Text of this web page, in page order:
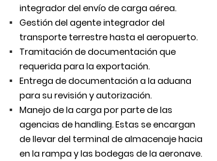
integrador del envío de carga aérea.
Gestión del agente integrador del
transporte terrestre hasta el aeropuerto.
Tramitación de documentación que
requerida para la exportación.
Entrega de documentación a la aduana
para su revisión y autorización.
Manejo de la carga por parte de las
agencias de handling. Estas se encargan
de llevar del terminal de almacenaje hacia
en la rampa y las bodegas de la aeronave.